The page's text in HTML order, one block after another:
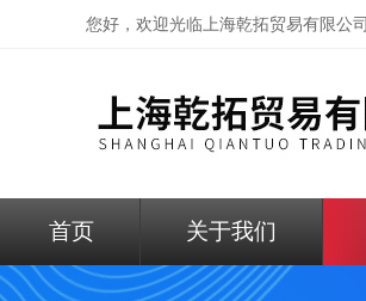
您好，欢迎光临上海乾拓贸易有限公司
首页 关于我们